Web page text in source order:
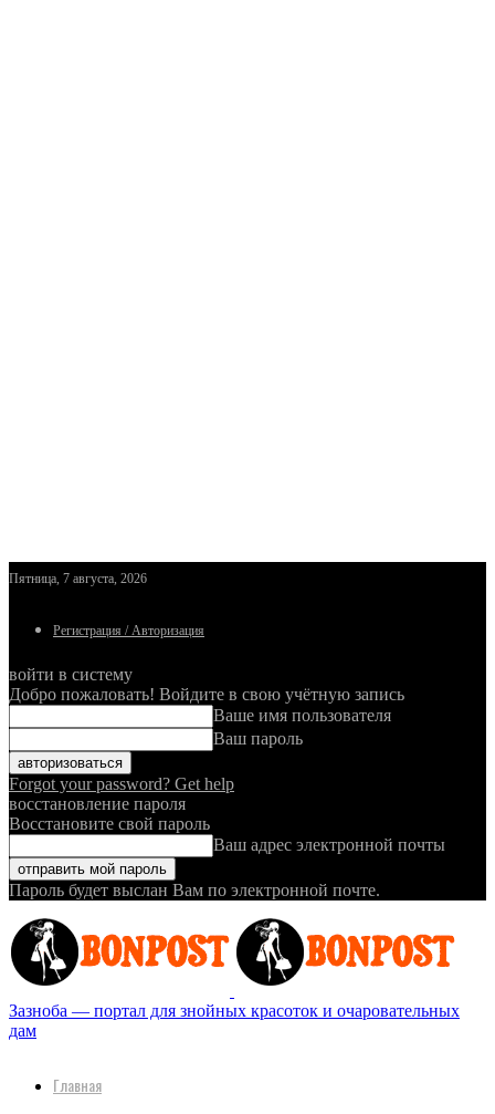
Пятница, 7 августа, 2026
Регистрация / Авторизация
войти в систему
Добро пожаловать! Войдите в свою учётную запись
Ваше имя пользователя
Ваш пароль
Forgot your password? Get help
восстановление пароля
Восстановите свой пароль
Ваш адрес электронной почты
Пароль будет выслан Вам по электронной почте.
Зазноба — портал для знойных красоток и очаровательных
дам
Главная